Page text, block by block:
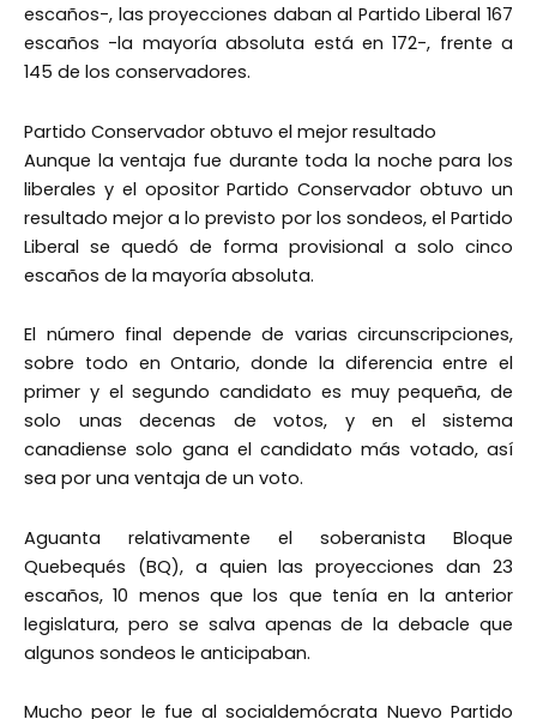
escaños-, las proyecciones daban al Partido Liberal 167
escaños -la mayoría absoluta está en 172-, frente a
145 de los conservadores.
Partido Conservador obtuvo el mejor resultado
Aunque la ventaja fue durante toda la noche para los
liberales y el opositor Partido Conservador obtuvo un
resultado mejor a lo previsto por los sondeos, el Partido
Liberal se quedó de forma provisional a solo cinco
escaños de la mayoría absoluta.
El número final depende de varias circunscripciones,
sobre todo en Ontario, donde la diferencia entre el
primer y el segundo candidato es muy pequeña, de
solo unas decenas de votos, y en el sistema
canadiense solo gana el candidato más votado, así
sea por una ventaja de un voto.
Aguanta relativamente el soberanista Bloque
Quebequés (BQ), a quien las proyecciones dan 23
escaños, 10 menos que los que tenía en la anterior
legislatura, pero se salva apenas de la debacle que
algunos sondeos le anticipaban.
Mucho peor le fue al socialdemócrata Nuevo Partido